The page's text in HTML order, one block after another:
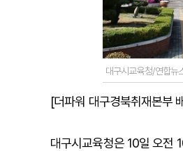
대구시교육청/연합뉴
[더파워 대구경북취재본부
대구시교육청은 10일 오전